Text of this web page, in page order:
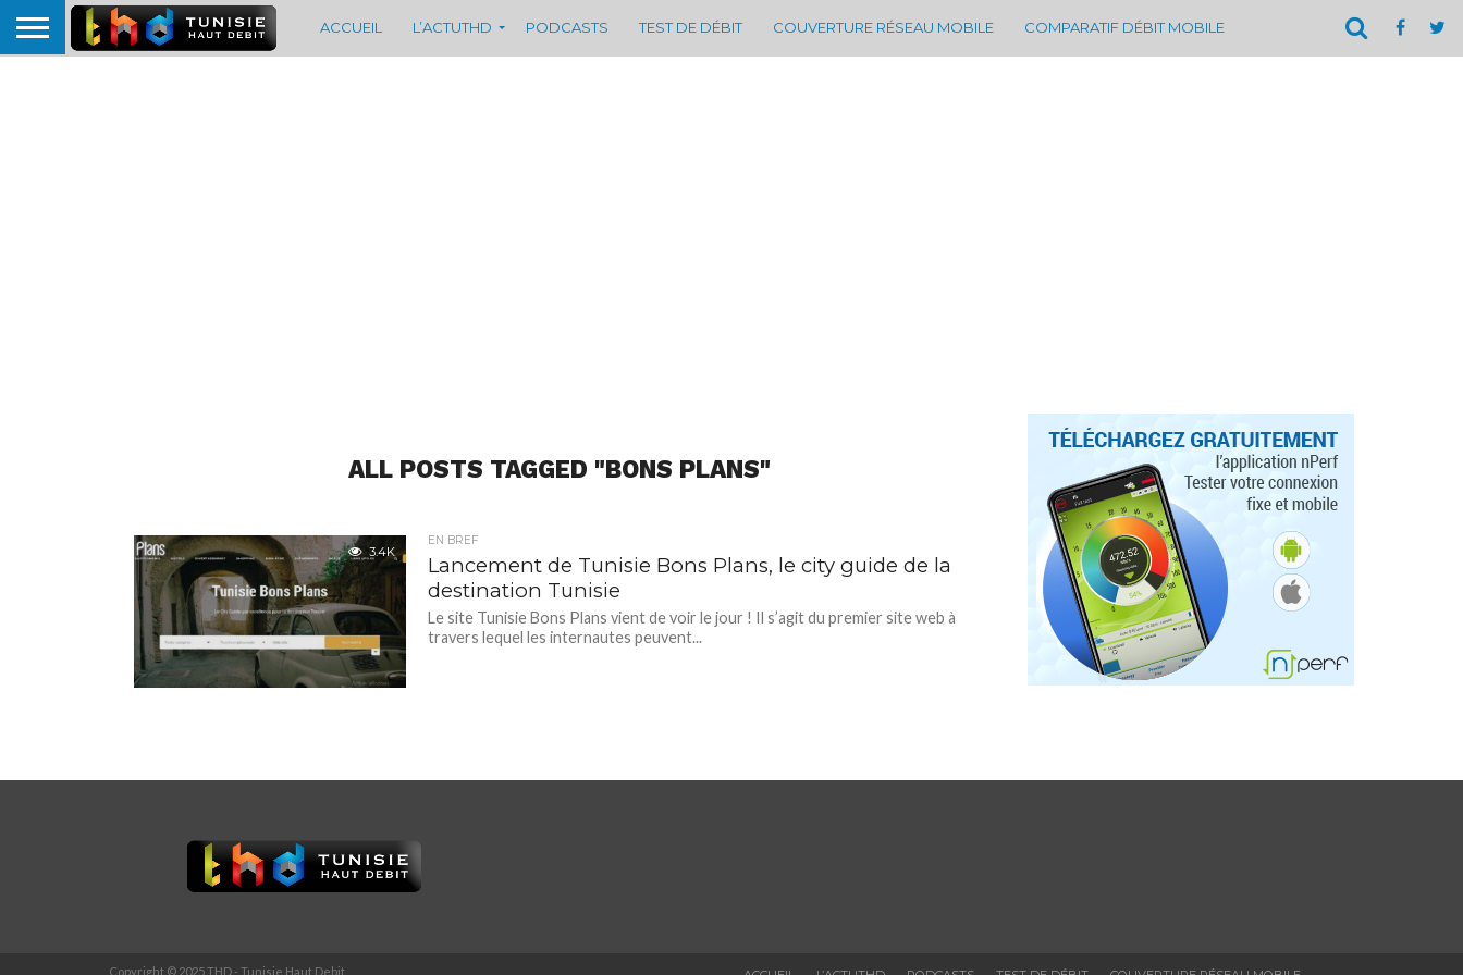
ACCUEIL L’ACTUTHD PODCASTS TEST DE DÉBIT COUVERTURE RÉSEAU MOBILE COMPARATIF DÉBIT MOBILE
ALL POSTS TAGGED "BONS PLANS"
3.4K
EN BREF
Lancement de Tunisie Bons Plans, le city guide de la
destination Tunisie
Le site Tunisie Bons Plans vient de voir le jour ! Il s’agit du premier site web à
travers lequel les internautes peuvent...
Copyright © 2025 THD - Tunisie Haut Debit.